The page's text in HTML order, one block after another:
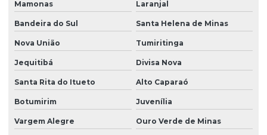
Mamonas Laranjal
Bandeira do Sul Santa Helena de Minas
Nova União Tumiritinga
Jequitibá Divisa Nova
Santa Rita do Itueto Alto Caparaó
Botumirim Juvenília
Vargem Alegre Ouro Verde de Minas